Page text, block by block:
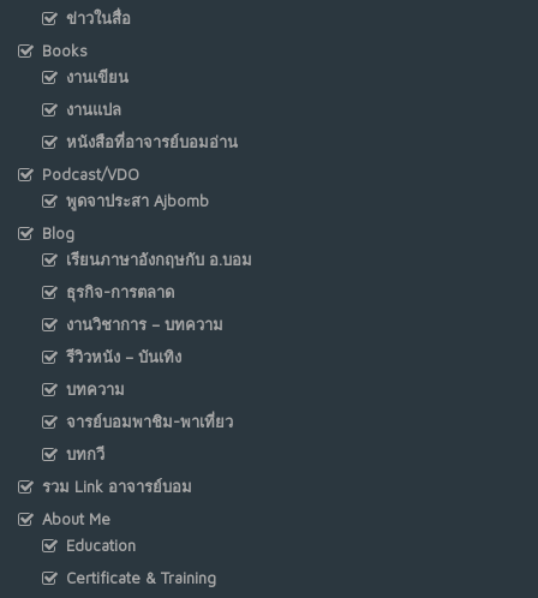
ข่าวในสื่อ
Books
งานเขียน
งานแปล
หนังสือที่อาจารย์บอมอ่าน
Podcast/VDO
พูดจาประสา Ajbomb
Blog
เรียนภาษาอังกฤษกับ อ.บอม
ธุรกิจ-การตลาด
งานวิชาการ – บทความ
รีวิวหนัง – บันเทิง
บทความ
จารย์บอมพาชิม-พาเที่ยว
บทกวี
รวม Link อาจารย์บอม
About Me
Education
Certificate & Training